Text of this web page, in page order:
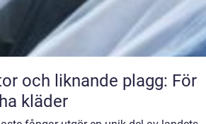
och liknande plagg: För
kläder